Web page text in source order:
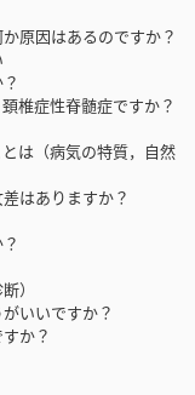
原因はあるのですか？
椎症性脊髄症ですか？
は（病気の特質，自然
はありますか？
）
いいですか？
か？